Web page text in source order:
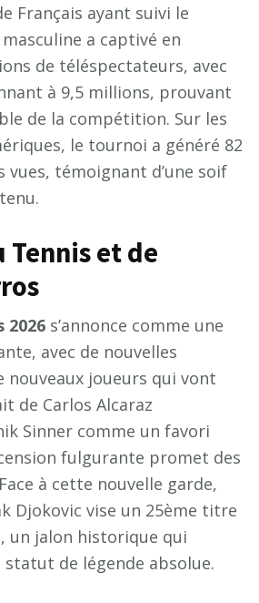
Français ayant suivi le
a captivé en
de téléspectateurs, avec
à 9,5 millions, prouvant
de la compétition. Sur les
le tournoi a généré 82
vues, témoignant d’une soif
Tennis et de
2026 s’annonce comme une
avec de nouvelles
nouveaux joueurs qui vont
de Carlos Alcaraz
Sinner comme un favori
fulgurante promet des
à cette nouvelle garde,
Djokovic vise un 25ème titre
un jalon historique qui
de légende absolue.